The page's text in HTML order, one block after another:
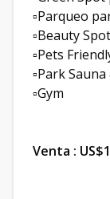
▫️Parqueo
▫️Beauty Spot
▫️Pets
▫️Park Sauna
▫️Gym
Venta :